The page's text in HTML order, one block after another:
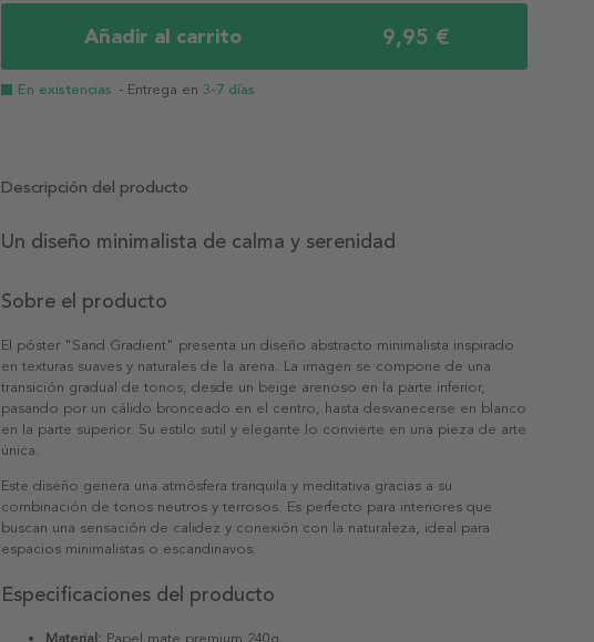
Añadir al carrito 9,95 €
En existencias - Entrega en 3-7 días
Descripción del producto
Un diseño minimalista de calma y serenidad
Sobre el producto
El póster "Sand Gradient" presenta un diseño abstracto minimalista inspirado
en texturas suaves y naturales de la arena. La imagen se compone de una
transición gradual de tonos, desde un beige arenoso en la parte inferior,
pasando por un cálido bronceado en el centro, hasta desvanecerse en blanco
en la parte superior. Su estilo sutil y elegante lo convierte en una pieza de arte
única.
Este diseño genera una atmósfera tranquila y meditativa gracias a su
combinación de tonos neutros y terrosos. Es perfecto para interiores que
buscan una sensación de calidez y conexión con la naturaleza, ideal para
espacios minimalistas o escandinavos.
Especificaciones del producto